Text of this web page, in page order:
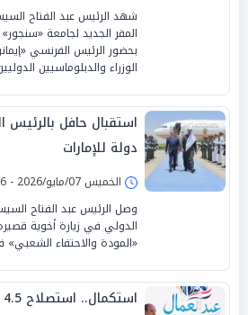
شهد الرئيس عبد الفتاح
المقر الجديد لجامعة
بحضور الرئيس الفرنسي
الوزراء والدبلوماسيين
استقبال حافل
دولة للإمارات
الخميس 07/مايو/2026 - 04:06 م
وصل الرئيس عبد الفتاح
الدولي في زيارة أخوية
«المودة والاحتفاء